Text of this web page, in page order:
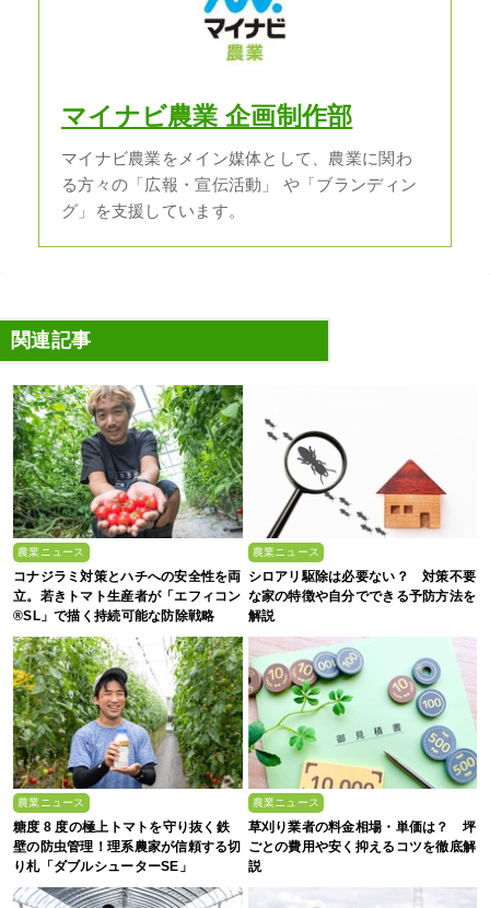
マイナビ農業 企画制作部
マイナビ農業をメイン媒体として、農業に関わ
る方々の「広報・宣伝活動」 や「ブランディン
グ」を支援しています。
関連記事
農業ニュース
コナジラミ対策とハチへの安全性を両
立。若きトマト生産者が「エフィコン
®SL」で描く持続可能な防除戦略
農業ニュース
シロアリ駆除は必要ない？ 対策不要
な家の特徴や自分でできる予防方法を
解説
農業ニュース
糖度 8 度の極上トマトを守り抜く鉄
壁の防虫管理！理系農家が信頼する切
り札「ダブルシューターSE」
農業ニュース
草刈り業者の料金相場・単価は？ 坪
ごとの費用や安く抑えるコツを徹底解
説